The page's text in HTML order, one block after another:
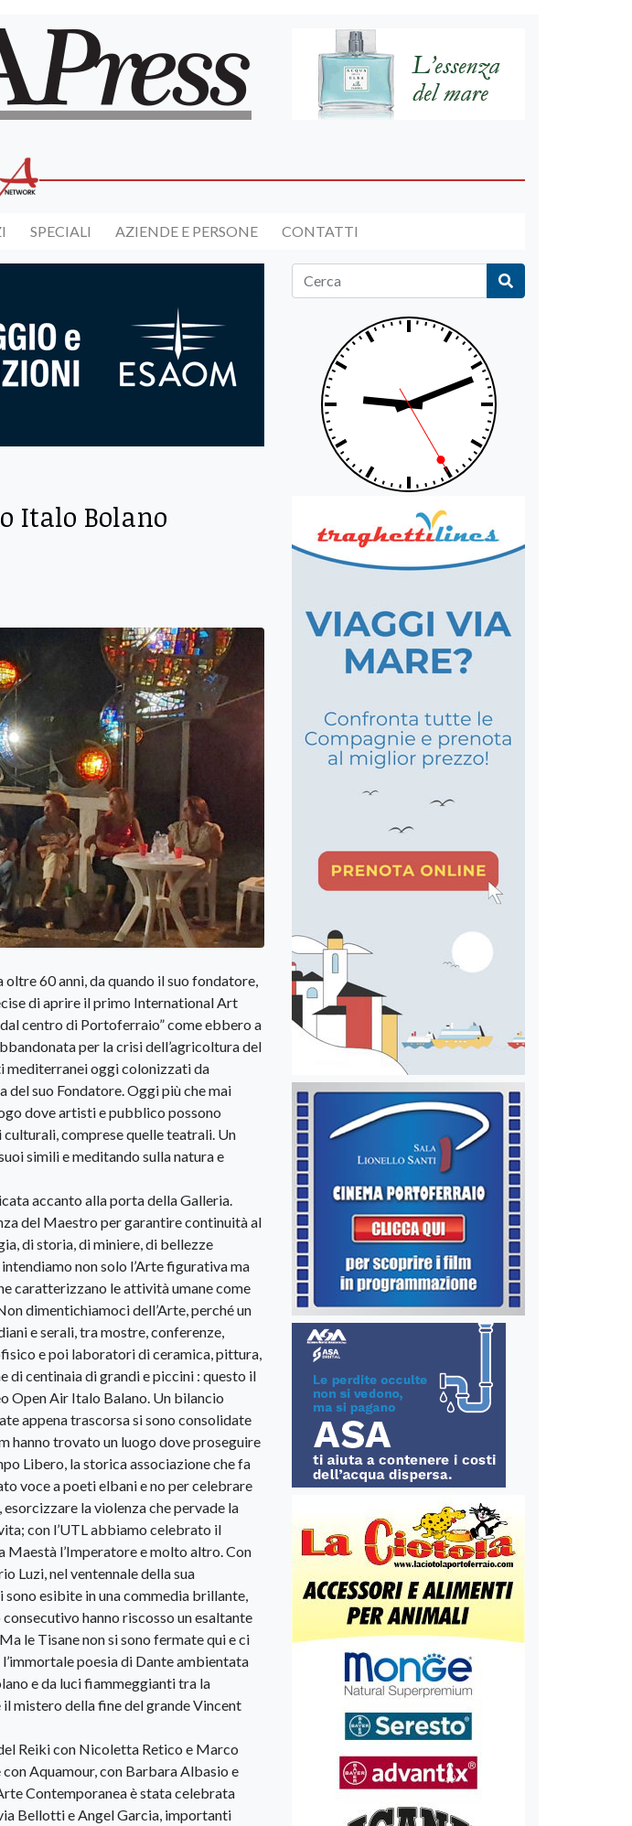
SPECIALI AZIENDE E PERSONE CONTATTI
Italo Bolano
60 anni, da quando il suo fondatore,
di aprire il primo International Art
centro di Portoferraio” come ebbero a
per la crisi dell’agricoltura del
mediterranei oggi colonizzati da
suo Fondatore. Oggi più che mai
dove artisti e pubblico possono
comprese quelle teatrali. Un
simili e meditando sulla natura e
accanto alla porta della Galleria.
del Maestro per garantire continuità al
di storia, di miniere, di bellezze
non solo l’Arte figurativa ma
caratterizzano le attività umane come
dimentichiamoci dell’Arte, perché un
e serali, tra mostre, conferenze,
e poi laboratori di ceramica, pittura,
centinaia di grandi e piccini : questo il
Open Air Italo Balano. Un bilancio
appena trascorsa si sono consolidate
hanno trovato un luogo dove proseguire
Libero, la storica associazione che fa
voce a poeti elbani e no per celebrare
esorcizzare la violenza che pervade la
con l’UTL abbiamo celebrato il
Maestà l’Imperatore e molto altro. Con
Luzi, nel ventennale della sua
esibite in una commedia brillante,
hanno riscosso un esaltante
le Tisane non si sono fermate qui e ci
poesia di Dante ambientata
e da luci fiammeggianti tra la
mistero della fine del grande Vincent
Reiki con Nicoletta Retico e Marco
Aquamour, con Barbara Albasio e
Contemporanea è stata celebrata
Bellotti e Angel Garcia, importanti